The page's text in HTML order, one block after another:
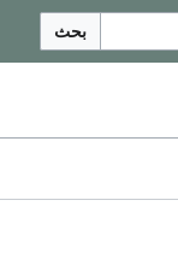
بحث